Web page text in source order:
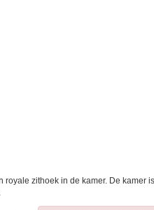
zithoek in de kamer. De kamer